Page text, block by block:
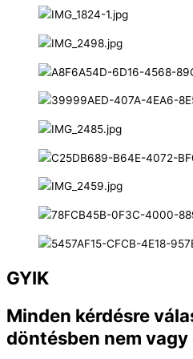
GYIK
Minden kérdésre
döntésben nem